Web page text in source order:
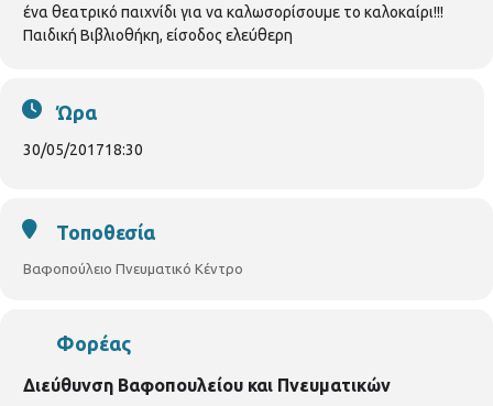
ένα θεατρικό παιχνίδι για να καλωσορίσουμε το καλοκαίρι!!!
Παιδική Βιβλιοθήκη, είσοδος ελεύθερη
Ώρα
30/05/201718:30
Τοποθεσία
Βαφοπούλειο Πνευματικό Κέντρο
Φορέας
Διεύθυνση Βαφοπουλείου και Πνευματικών